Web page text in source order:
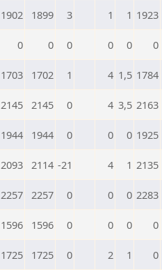
1902 1899 3 1 1 1923
0 0 0 0 0 0
1703 1702 1 4 1,5 1784
2145 2145 0 4 3,5 2163
1944 1944 0 0 0 1925
2093 2114 -21 4 1 2135
2257 2257 0 0 0 2283
1596 1596 0 0 0 0
1725 1725 0 2 1 0